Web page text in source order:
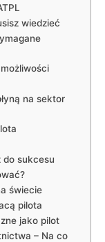
wiedzieć
na sektor
do sukcesu
świecie
pilota
jako pilot
– Na co